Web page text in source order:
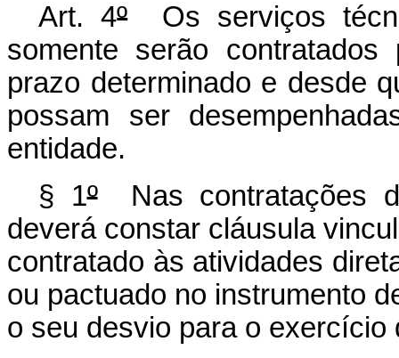
Art. 4ºOs serviços
somente serão
prazo determinado e desde
possam ser
entidade.
§ 1ºNas contratações
deverá constar cláusula
contratado às atividades
ou pactuado no instrumento
o seu desvio para o exercício